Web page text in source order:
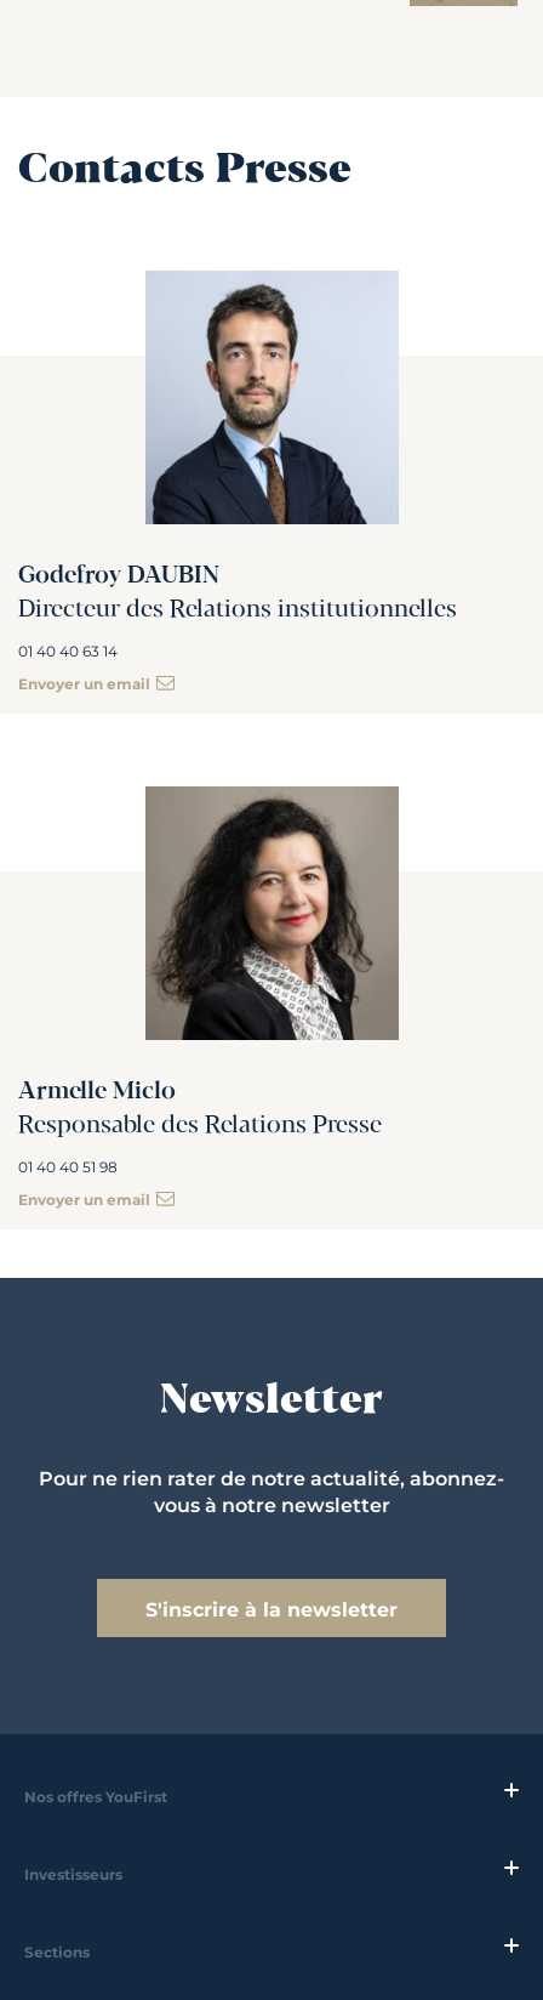
Contacts Presse
Godefroy DAUBIN
Directeur des Relations institutionnelles
01 40 40 63 14
Envoyer un email
Armelle Miclo
Responsable des Relations Presse
01 40 40 51 98
Envoyer un email
Newsletter
Pour ne rien rater de notre actualité, abonnez-
vous à notre newsletter
S'inscrire à la newsletter
Nos offres YouFirst
Investisseurs
Sections